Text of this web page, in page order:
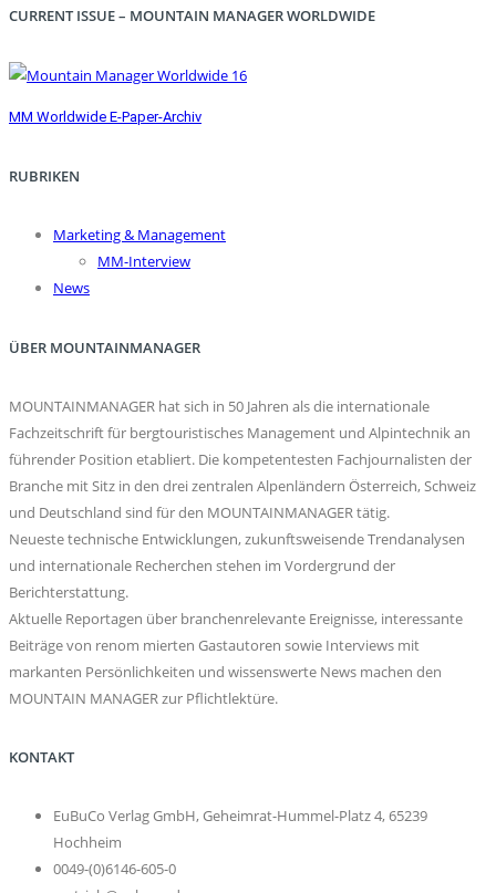
CURRENT ISSUE – MOUNTAIN MANAGER WORLDWIDE
MM Worldwide E-Paper-Archiv
RUBRIKEN
Marketing & Management
MM-Interview
News
ÜBER MOUNTAINMANAGER
MOUNTAINMANAGER hat sich in 50 Jahren als die internationale
Fachzeitschrift für bergtouristisches Management und Alpintechnik an
führender Position etabliert. Die kompetentesten Fachjournalisten der
Branche mit Sitz in den drei zentralen Alpenländern Österreich, Schweiz
und Deutschland sind für den MOUNTAINMANAGER tätig.
Neueste technische Entwicklungen, zukunftsweisende Trendanalysen
und internationale Recherchen stehen im Vordergrund der
Berichterstattung.
Aktuelle Reportagen über branchenrelevante Ereignisse, interessante
Beiträge von renom mierten Gastautoren sowie Interviews mit
markanten Persönlichkeiten und wissenswerte News machen den
MOUNTAIN MANAGER zur Pflichtlektüre.
KONTAKT
EuBuCo Verlag GmbH, Geheimrat-Hummel-Platz 4, 65239
Hochheim
0049-(0)6146-605-0